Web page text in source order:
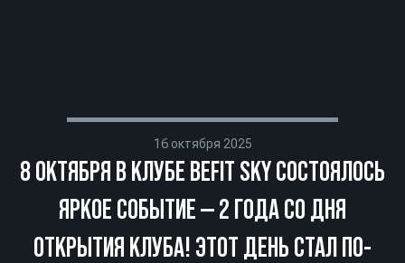
16 октября 2025
8 ОКТЯБРЯ В КЛУБЕ BEFIT SKY СОСТОЯЛОСЬ
ЯРКОЕ СОБЫТИЕ — 2 ГОДА СО ДНЯ
ОТКРЫТИЯ КЛУБА! ЭТОТ ДЕНЬ СТАЛ ПО-